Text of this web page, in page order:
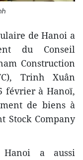
de Hanoi a
du Conseil
Construction
Trinh Xuân
février à Hanoï,
de biens à
Stock Company
a aussi